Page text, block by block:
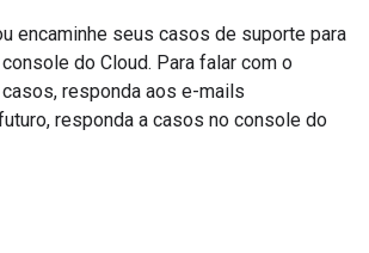
encaminhe seus casos de suporte para
do Cloud. Para falar com o
responda aos e-mails
responda a casos no console do